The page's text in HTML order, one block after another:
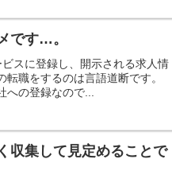
です…。
スに登録し、開示される求人情
職をするのは言語道断です。
への登録なので...
収集して見定めることで